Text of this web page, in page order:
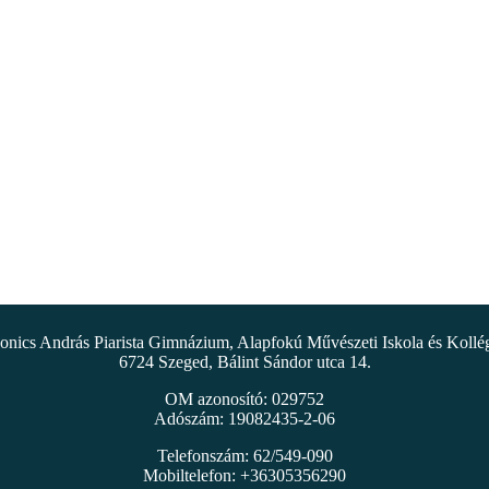
András Piarista Gimnázium, Alapfokú Művészeti Iskola és
6724 Szeged, Bálint Sándor utca 14.
OM azonosító: 029752
Adószám: 19082435-2-06
Telefonszám: 62/549-090
Mobiltelefon: +36305356290